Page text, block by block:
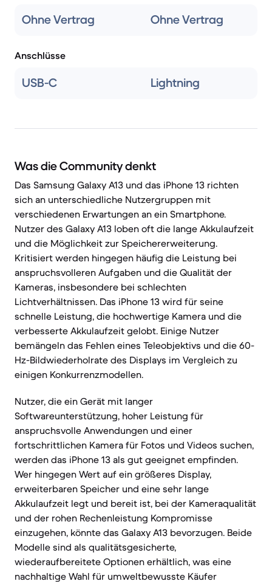
Ohne Vertrag Ohne Vertrag
Anschlüsse
USB-C Lightning
Was die Community denkt
Das Samsung Galaxy A13 und das iPhone 13 richten
sich an unterschiedliche Nutzergruppen mit
verschiedenen Erwartungen an ein Smartphone.
Nutzer des Galaxy A13 loben oft die lange Akkulaufzeit
und die Möglichkeit zur Speichererweiterung.
Kritisiert werden hingegen häufig die Leistung bei
anspruchsvolleren Aufgaben und die Qualität der
Kameras, insbesondere bei schlechten
Lichtverhältnissen. Das iPhone 13 wird für seine
schnelle Leistung, die hochwertige Kamera und die
verbesserte Akkulaufzeit gelobt. Einige Nutzer
bemängeln das Fehlen eines Teleobjektivs und die 60-
Hz-Bildwiederholrate des Displays im Vergleich zu
einigen Konkurrenzmodellen.
Nutzer, die ein Gerät mit langer
Softwareunterstützung, hoher Leistung für
anspruchsvolle Anwendungen und einer
fortschrittlichen Kamera für Fotos und Videos suchen,
werden das iPhone 13 als gut geeignet empfinden.
Wer hingegen Wert auf ein größeres Display,
erweiterbaren Speicher und eine sehr lange
Akkulaufzeit legt und bereit ist, bei der Kameraqualität
und der rohen Rechenleistung Kompromisse
einzugehen, könnte das Galaxy A13 bevorzugen. Beide
Modelle sind als qualitätsgesicherte,
wiederaufbereitete Optionen erhältlich, was eine
nachhaltige Wahl für umweltbewusste Käufer